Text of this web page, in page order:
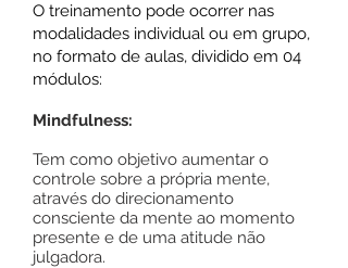
O treinamento pode ocorrer nas
modalidades individual ou em grupo,
no formato de aulas, dividido em 04
módulos:
Mindfulness:
Tem como objetivo aumentar o
controle sobre a própria mente,
através do direcionamento
consciente da mente ao momento
presente e de uma atitude não
julgadora.